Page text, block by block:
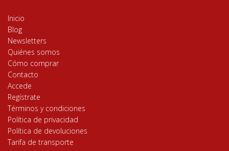
Inicio
Blog
Newsletters
Quiénes somos
Cómo comprar
Contacto
Accede
Regístrate
Términos y condiciones
Política de privacidad
Política de devoluciones
Tarifa de transporte